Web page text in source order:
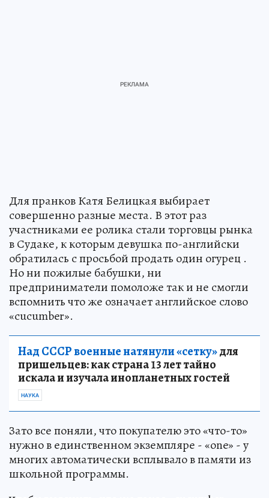
Для пранков Катя Белицкая выбирает
совершенно разные места. В этот раз
участниками ее ролика стали торговцы рынка
в Судаке, к которым девушка по-английски
обратилась с просьбой продать один огурец .
Но ни пожилые бабушки, ни
предприниматели помоложе так и не смогли
вспомнить что же означает английское слово
«cucumber».
Над СССР военные натянули «сетку»для
пришельцев: как страна 13 лет тайно
искала и изучала инопланетных гостей
НАУКА
Зато все поняли, что покупателю это «что-то»
нужно в единственном экземпляре - «one» - у
многих автоматически всплывало в памяти из
школьной программы.